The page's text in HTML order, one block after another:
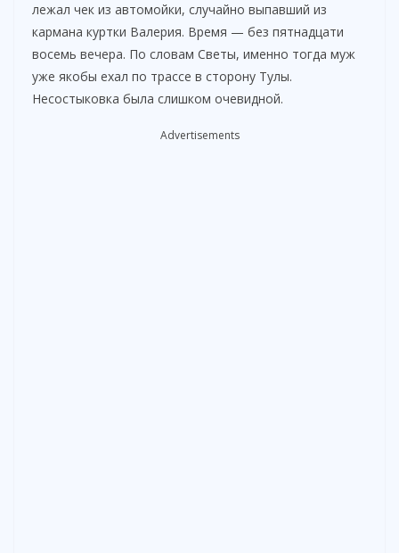
лежал чек из автомойки, случайно выпавший из
кармана куртки Валерия. Время — без пятнадцати
восемь вечера. По словам Светы, именно тогда муж
уже якобы ехал по трассе в сторону Тулы.
Несостыковка была слишком очевидной.
Advertisements